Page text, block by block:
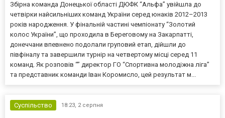
Збірна команда Донецької області ДЮФК “Альфа” увійшла до
четвірки найсильніших команд України серед юнаків 2012–2013
років народження. У фінальній частині чемпіонату “Золотий
колос України”, що проходила в Береговому на Закарпатті,
донеччани впевнено подолали груповий етап, дійшли до
півфіналу та завершили турнір на четвертому місці серед 11
команд. Як розповів “” директор ГО “Спортивна молодіжна ліга”
та представник команди Іван Коромисло, цей результат м...
Суспільство 18:23, 2 серпня